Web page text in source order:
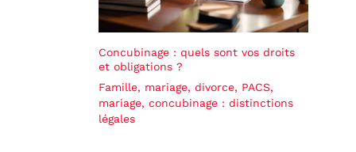
Concubinage : quels sont vos droits
et obligations ?
Famille, mariage, divorce, PACS,
mariage, concubinage : distinctions
légales